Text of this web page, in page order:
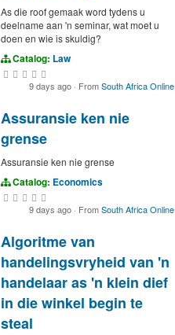
As die roof gemaak word tydens u
deelname aan 'n seminar, wat moet u
doen en wie is skuldig?
Catalog: Law
9 days ago · FromSouth Africa Online
Assuransie ken nie
grense
Assuransie ken nie grense
Catalog: Economics
9 days ago · FromSouth Africa Online
Algoritme van
handelingsvryheid van 'n
handelaar as 'n klein dief
in die winkel begin te
steal